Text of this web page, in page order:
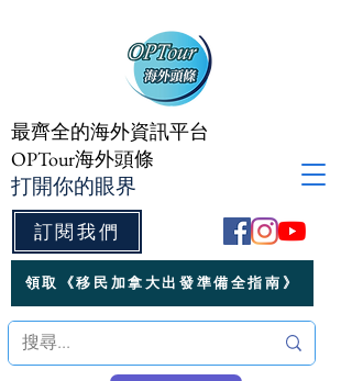
訂閱我們
最齊全的海外資訊平台
OPTour海外頭條
打開你的眼界
領取《移民加拿大出發準備全指南》